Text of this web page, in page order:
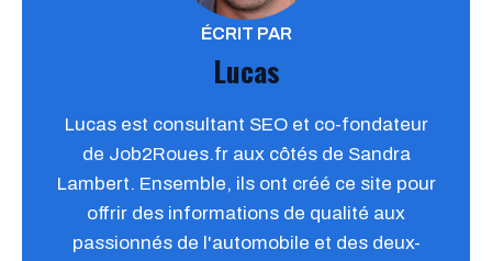
ÉCRIT PAR
Lucas
Lucas est consultant SEO et co-fondateur
de Job2Roues.fr aux côtés de Sandra
Lambert. Ensemble, ils ont créé ce site pour
offrir des informations de qualité aux
passionnés de l'automobile et des deux-